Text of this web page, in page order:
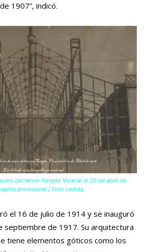
1907”, indicó.
del tercer Templo Vicarial el 20 de abril de
provisional | Foto cedida
el 16 de julio de 1914 y se inauguró
septiembre de 1917. Su arquitectura
tiene elementos góticos como los